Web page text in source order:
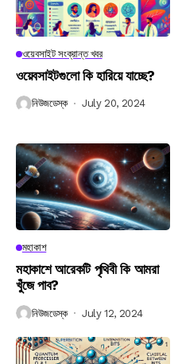
ওয়েবসাইট সংক্রান্ত খবর
ওয়েবসাইটগুলো কি হারিয়ে যাচ্ছে?
নিউজডেস্ক July 20, 2024
মহাকাশ
মহাকাশে আরেকটি পৃথিবী কি আমরা
খুঁজে পাব?
নিউজডেস্ক July 12, 2024